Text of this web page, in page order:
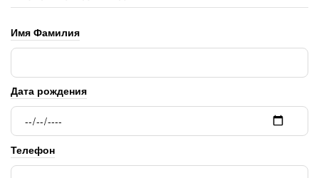
Имя Фамилия
Дата рождения
Телефон